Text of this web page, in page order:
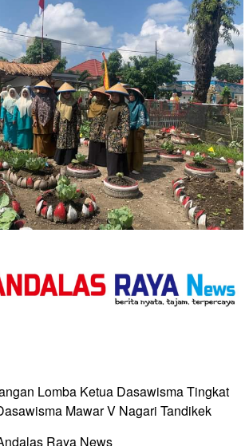
Lomba Ketua Dasawisma Tingkat
Mawar V Nagari Tandikek
Raya News